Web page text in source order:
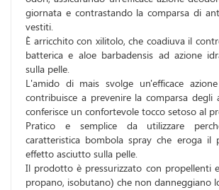
giornata e contrastando la comparsa di
vestiti.
È arricchito con xilitolo, che coadiuva il
batterica e aloe barbadensis ad azione
sulla pelle.
L'amido di mais svolge un'efficace
contribuisce a prevenire la comparsa degli
conferisce un confortevole tocco setoso al
Pratico e semplice da utilizzare
caratteristica bombola spray che eroga il
effetto asciutto sulla pelle.
Il prodotto è pressurizzato con propellenti
propano, isobutano) che non danneggiano